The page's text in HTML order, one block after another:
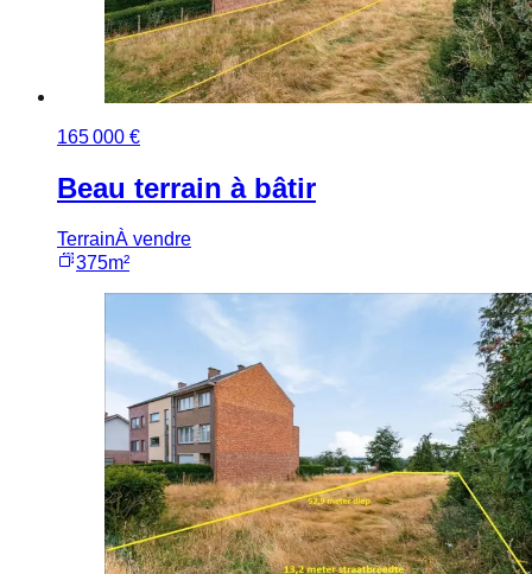
165 000 €
Beau terrain à bâtir
TerrainÀ vendre
375m²